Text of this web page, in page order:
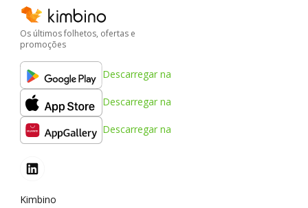
Os últimos folhetos, ofertas e
promoções
Descarregar na
Descarregar na
Descarregar na
Kimbino